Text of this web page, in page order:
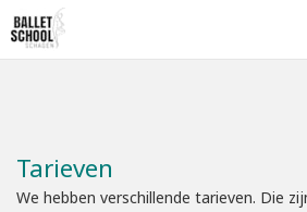
E-mail
Tarieven
We hebben verschillende tarieven. Die